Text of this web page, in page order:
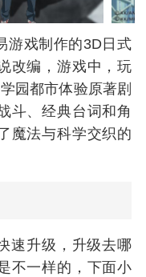
游戏制作的3D日式
改编，游戏中，玩
园都市体验原著剧
斗、经典台词和角
魔法与科学交织的
速升级，升级去哪
不一样的，下面小